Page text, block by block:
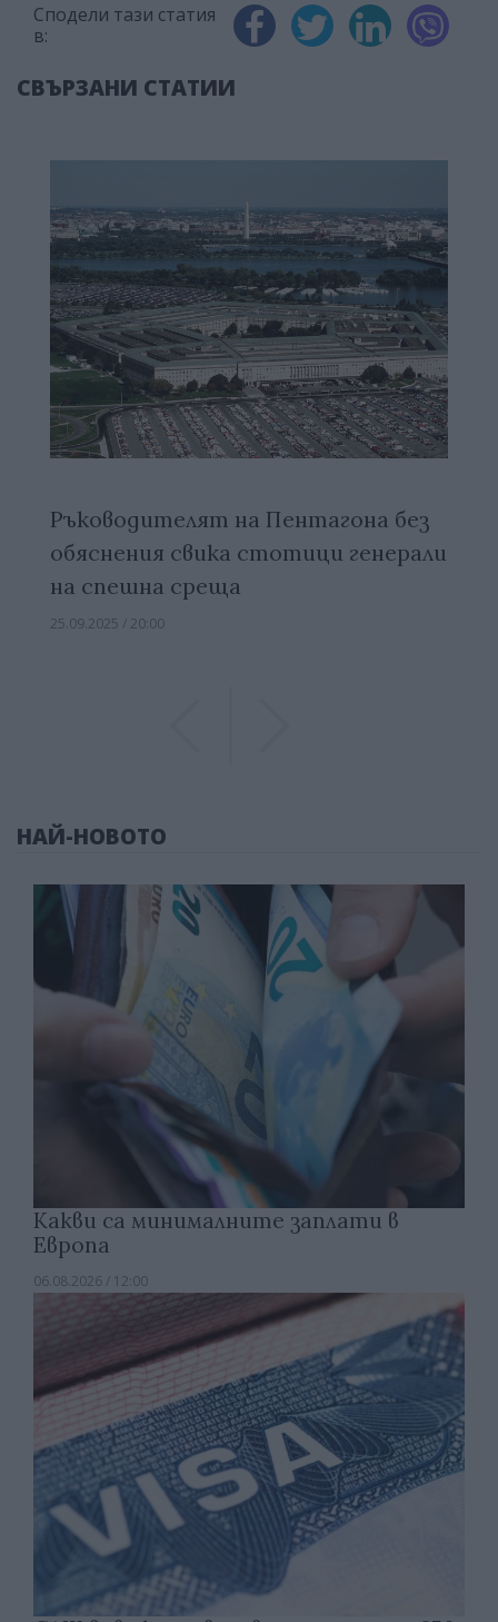
Сподели тази статия
в:
СВЪРЗАНИ СТАТИИ
Ръководителят на Пентагона без
обяснения свика стотици генерали
на спешна среща
25.09.2025 / 20:00
НАЙ-НОВОТО
Какви са минималните заплати в
Европа
06.08.2026 / 12:00